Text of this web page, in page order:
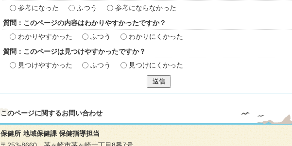
参考になった
ふつう 参考にならなかった
質問：このページの内容はわかりやすかったですか？
わかりやすかった
ふつう わかりにくかった
質問：このページは見つけやすかったですか？
見つけやすかった
ふつう 見つけにくかった
送信
このページに関するお問い合わせ
保健所 地域保健課 保健指導担当